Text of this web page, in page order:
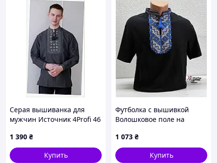
Серая вышиванка для
мужчин Источник 4Profi 46
1 390 ₴
Купить
Футболка с вышивкой
Волошковое поле на
вышивка, футболка
вышиванка, футболка с
вышиванкой, футболка
1 073 ₴
Купить